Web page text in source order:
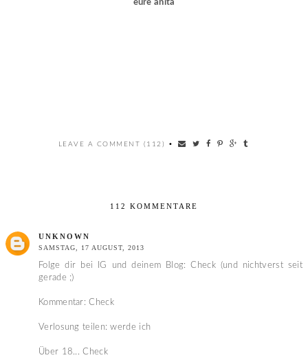
eure anita
LEAVE A COMMENT (112) •
112 KOMMENTARE
UNKNOWN
SAMSTAG, 17 AUGUST, 2013
Folge dir bei IG und deinem Blog: Check (und nichtverst seit
gerade ;)
Kommentar: Check
Verlosung teilen: werde ich
Über 18... Check